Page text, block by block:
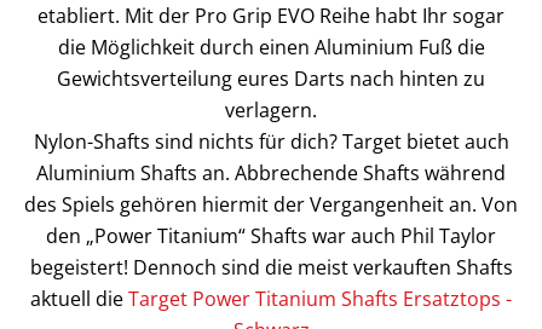
etabliert. Mit der Pro Grip EVO Reihe habt Ihr sogar
die Möglichkeit durch einen Aluminium Fuß die
Gewichtsverteilung eures Darts nach hinten zu
verlagern.
Nylon-Shafts sind nichts für dich? Target bietet auch
Aluminium Shafts an. Abbrechende Shafts während
des Spiels gehören hiermit der Vergangenheit an. Von
den „Power Titanium“ Shafts war auch Phil Taylor
begeistert! Dennoch sind die meist verkauften Shafts
aktuell dieTarget Power Titanium Shafts Ersatztops -